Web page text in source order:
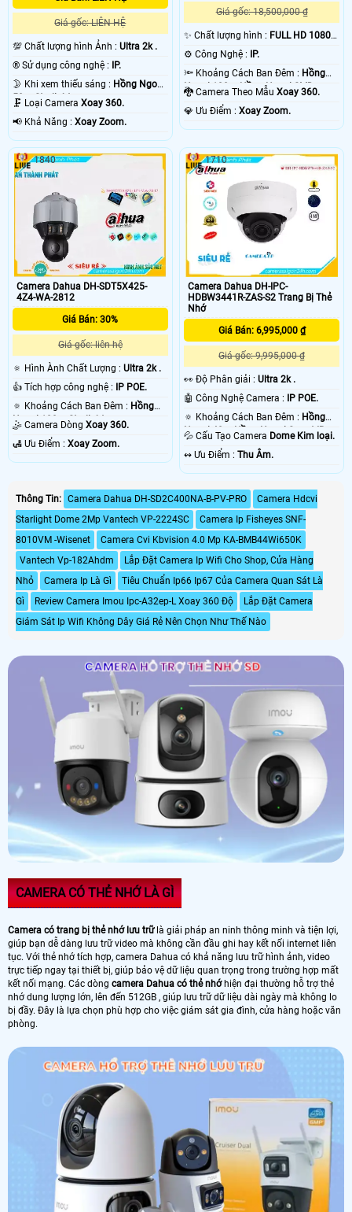
Giá gốc: LIÊN HỆ
💯 Chất lượng hình Ảnh : Ultra 2k .
®️ Sử dụng công nghệ : IP.
🌛 Khi xem thiếu sáng : Hồng Ngoại
50m Starlight.
🗜️ Loại Camera Xoay 360.
️📢 Khả Năng : Xoay Zoom.
Giá gốc: 18,500,000 ₫
✨ Chất lượng hình : FULL HD 1080P
⚙ Công Nghệ : IP.
🔦 Khoảng Cách Ban Đêm : Hồng
Ngoại 100m Hồng Ngoại SMD.
🐉️ Camera Theo MẫuXoay 360.
️💎 Ưu Điểm :Xoay Zoom.
Camera Dahua DH-SDT5X425-
4Z4-WA-2812
Giá Bán: 30%
Giá gốc: liên hệ
🔅 Hình Ành Chất Lượng : Ultra 2k .
👍 Tích hợp công nghệ :
IP POE.
🔅 Khoảng Cách Ban Đêm : Hồng
Ngoại 100m Starlight.
🤹 Camera Dòng Xoay 360.
️🛃 Ưu Điểm : Xoay Zoom.
1840
Camera Dahua DH-IPC-
HDBW3441R-ZAS-S2 Trang Bị Thẻ
Nhớ
Giá Bán: 6,995,000 ₫
Giá gốc: 9,995,000 ₫
️👀 Độ Phân giải :Ultra 2k .
🤖️ Công Nghệ Camera :
IP POE.
🔅 Khoảng Cách Ban Đêm : Hồng
Ngoại 40m Hồng Ngoại Smart IR.
💦 Cấu Tạo Camera Dome Kim loại.
️↭ Ưu Điểm :Thu Âm.
1710
Thông Tin: Camera Dahua DH-SD2C400NA-B-PV-PRO
Camera Hdcvi
Starlight Dome 2Mp Vantech VP-2224SC
Camera Ip Fisheyes SNF-
8010VM -Wisenet
Camera Cvi Kbvision 4.0 Mp KA-BMB44Wi650K
Vantech Vp-182Ahdm
Lắp Đặt Camera Ip Wifi Cho Shop, Cửa Hàng
Nhỏ
Camera Ip Là Gì
Tiêu Chuẩn Ip66 Ip67 Của Camera Quan Sát Là
Gì
Review Camera Imou Ipc-A32ep-L Xoay 360 Độ
Lắp Đặt Camera
Giám Sát Ip Wifi Không Dây Giá Rẻ Nên Chọn Như Thế Nào
CAMERA CÓ THẺ NHỚ LÀ GÌ
Camera có trang bị thẻ nhớ lưu trữlà giải pháp an ninh thông minh và tiện lợi,
giúp bạn dễ dàng lưu trữ video mà không cần đầu ghi hay kết nối internet liên
tục. Với thẻ nhớ tích hợp, camera Dahua có khả năng lưu trữ hình ảnh, video
trực tiếp ngay tại thiết bị, giúp bảo vệ dữ liệu quan trọng trong trường hợp mất
kết nối mạng. Các dòng camera Dahua có thẻ nhớ hiện đại thường hỗ trợ thẻ
nhớ dung lượng lớn, lên đến 512GB , giúp lưu trữ dữ liệu dài ngày mà không lo
bị đầy. Đây là lựa chọn phù hợp cho việc giám sát gia đình, cửa hàng hoặc văn
phòng.